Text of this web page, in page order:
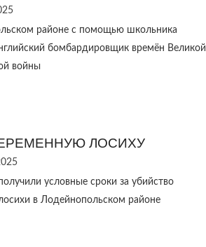
районе с помощью школьника
бомбардировщик времён Великой
войны
ЛОСИХУ
условные сроки за убийство
в Лодейнопольском районе